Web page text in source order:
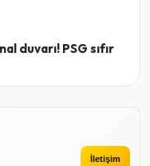
duvarı! PSG sıfır
İletişim